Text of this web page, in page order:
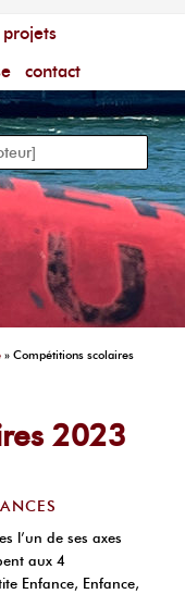
contact
– [Un poing c'est
»Compétitions scolaires
2023
l’un de ses axes
aux 4
Enfance, Enfance,